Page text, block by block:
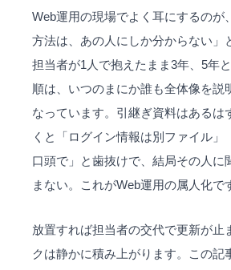
Web運用の現場でよく耳にするのが
方法は、あの人にしか分からない」
担当者が1人で抱えたまま3年、5年
順は、いつのまにか誰も全体像を説
なっています。引継ぎ資料はあるは
くと「ログイン情報は別ファイル」
口頭で」と歯抜けで、結局その人に
まない。これがWeb運用の属人化で
放置すれば担当者の交代で更新が止
クは静かに積み上がります。この記